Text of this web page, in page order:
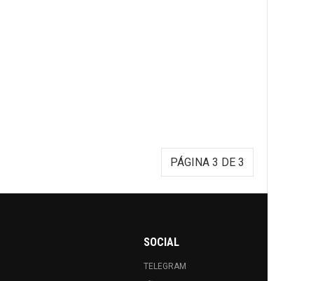
PÁGINA 3 DE 3
SOCIAL
TELEGRAM